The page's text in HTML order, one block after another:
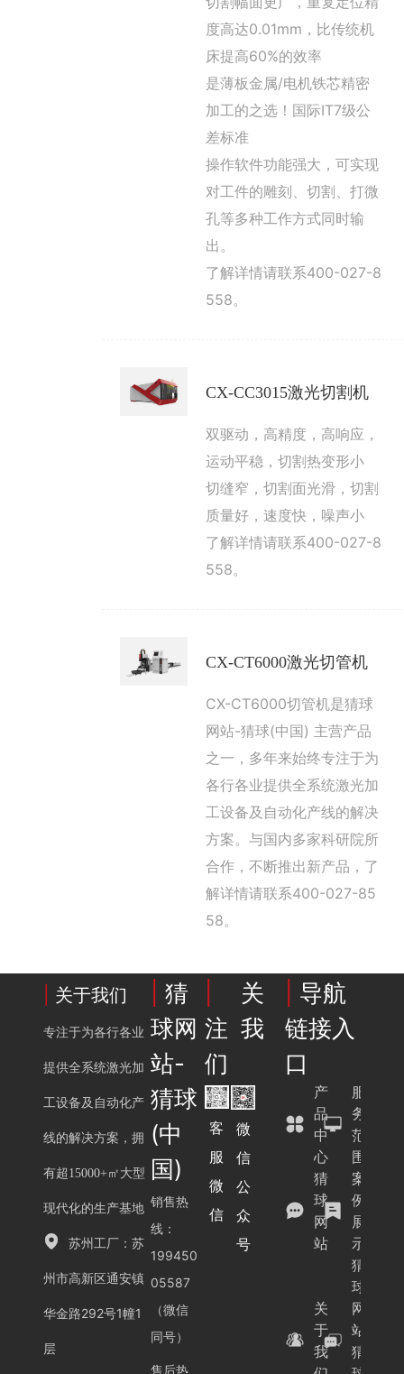
度高达0.01mm，比传统机
床提高60%的效率
是薄板金属/电机铁芯精密
加工的之选！国际IT7级公
差标准
操作软件功能强大，可实现
对工件的雕刻、切割、打微
孔等多种工作方式同时输
出。
了解详情请联系400-027-8
558。
CX-CC3015激光切割机
双驱动，高精度，高响应，
运动平稳，切割热变形小
切缝窄，切割面光滑，切割
质量好，速度快，噪声小
了解详情请联系400-027-8
558。
CX-CT6000激光切管机
CX-CT6000切管机是猜球
网站-猜球(中国) 主营产品
之一，多年来始终专注于为
各行各业提供全系统激光加
工设备及自动化产线的解决
方案。与国内多家科研院所
合作，不断推出新产品，了
解详情请联系400-027-85
58。
关于我们
专注于为各行各业
提供全系统激光加
工设备及自动化产
线的解决方案，拥
有超15000+㎡大型
现代化的生产基地
苏州工厂：苏
州市高新区通安镇
华金路292号1幢1
层
猜
球网
站-
猜球
(中
国)
销售热
线：
199450
05587
（微信
同号）
售后热
关
注我
们
客
服
微
信
微
信
公
众
号
导航
链接入
口
产
品
中
心
服
务
范
围
猜
球
网
站
案
例
展
示
关
于
我
猜
球
网
站-
猜